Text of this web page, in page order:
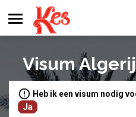
Visum
Heb ik een visum nodig
Ja